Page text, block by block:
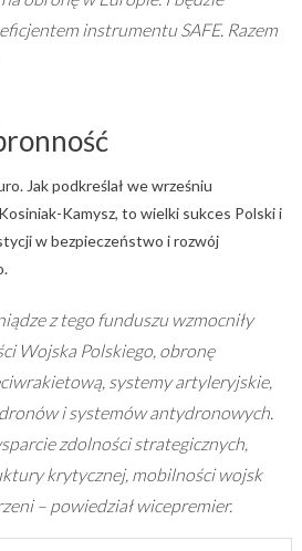
instrumentu SAFE. Razem
Jak podkreślał we wrześniu
Kamysz, to wielki sukces Polski i
w bezpieczeństwo i rozwój
z tego funduszu wzmocniły
Wojska Polskiego, obronę
systemy artyleryjskie,
i systemów antydronowych.
zdolności strategicznych,
krytycznej, mobilności wojsk
– powiedział wicepremier.